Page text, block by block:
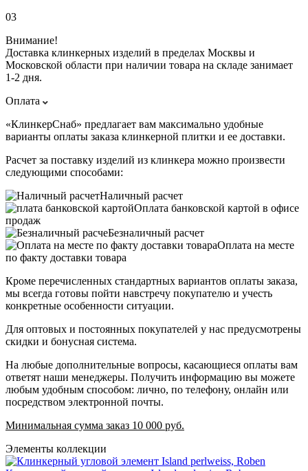
03
Внимание!
Доставка клинкерных изделий в пределах Москвы и
Московской области при наличии товара на складе занимает
1-2 дня.
Оплата
«КлинкерСнаб» предлагает вам максимально удобные
варианты оплаты заказа клинкерной плитки и ее доставки.
Расчет за поставку изделий из клинкера можно произвести
следующими способами:
Наличный расчет
Оплата банковской картой в офисе
продаж
Безналичный расчет
Оплата на месте
по факту доставки товара
Кроме перечисленных стандартных вариантов оплаты заказа,
мы всегда готовы пойти навстречу покупателю и учесть
конкретные особенности ситуации.
Для оптовых и постоянных покупателей у нас предусмотрены
скидки и бонусная система.
На любые дополнительные вопросы, касающиеся оплаты вам
ответят наши менеджеры. Получить информацию вы можете
любым удобным способом: лично, по телефону, онлайн или
посредством электронной почты.
Минимальная сумма заказ 10 000 руб.
Элементы коллекции